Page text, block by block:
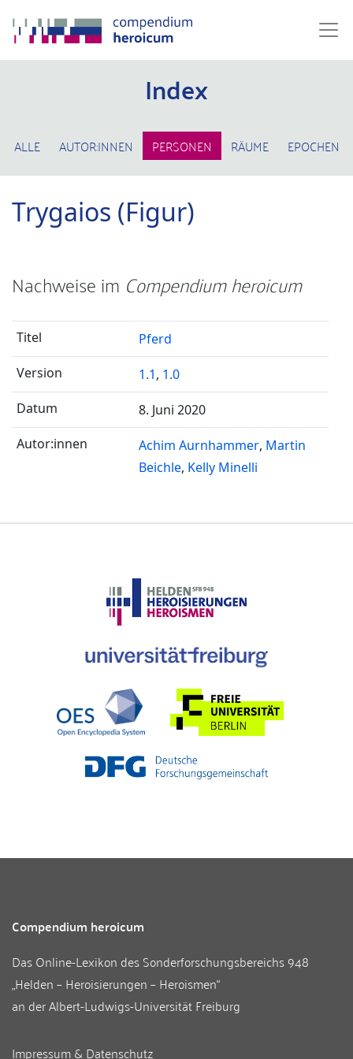
Index
ALLE AUTOR:INNEN PERSONEN RÄUME EPOCHEN
Trygaios (Figur)
Nachweise im Compendium heroicum
Pferd
1.1, 1.0
8. Juni 2020
Achim Aurnhammer Martin
Beichle Kelly Minelli
Compendium heroicum
Das Online-Lexikon desSonderforschungsbereichs 948
„Helden – Heroisierungen – Heroismen“
an derAlbert-Ludwigs-Universität Freiburg
Impressum & Datenschutz